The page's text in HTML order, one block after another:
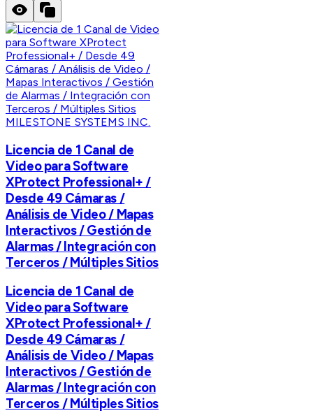
MILESTONE SYSTEMS INC.
Licencia de 1 Canal de
Video para Software
XProtect Professional+ /
Desde 49 Cámaras /
Análisis de Video / Mapas
Interactivos / Gestión de
Alarmas / Integración con
Terceros / Múltiples Sitios
Licencia de 1 Canal de
Video para Software
XProtect Professional+ /
Desde 49 Cámaras /
Análisis de Video / Mapas
Interactivos / Gestión de
Alarmas / Integración con
Terceros / Múltiples Sitios